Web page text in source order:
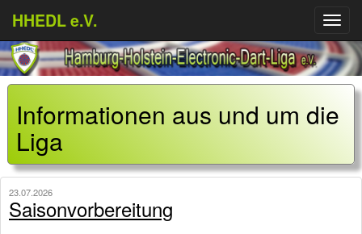
HHEDL e.V.
Menü
Informationen aus und um die
Liga
23.07.2026
Saisonvorbereitung